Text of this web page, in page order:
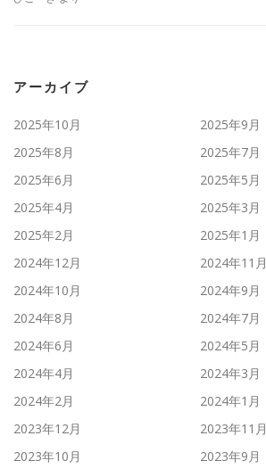
アーカイブ
2025年10月
2025年9月
2025年8月
2025年7月
2025年6月
2025年5月
2025年4月
2025年3月
2025年2月
2025年1月
2024年12月
2024年11月
2024年10月
2024年9月
2024年8月
2024年7月
2024年6月
2024年5月
2024年4月
2024年3月
2024年2月
2024年1月
2023年12月
2023年11月
2023年10月
2023年9月